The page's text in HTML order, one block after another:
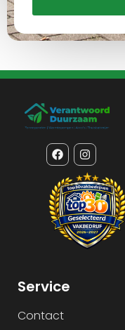
Service
Contact